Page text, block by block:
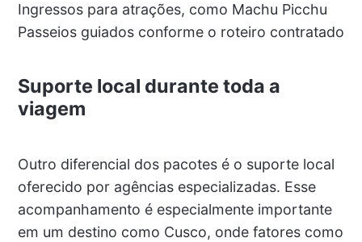
Ingressos para atrações, como Machu Picchu
Passeios guiados conforme o roteiro contratado
Suporte local durante toda a
viagem
Outro diferencial dos pacotes é o suporte local
oferecido por agências especializadas. Esse
acompanhamento é especialmente importante
em um destino como Cusco, onde fatores como